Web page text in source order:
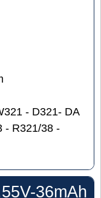
- D321- DA
- R321/38 -
36mAh